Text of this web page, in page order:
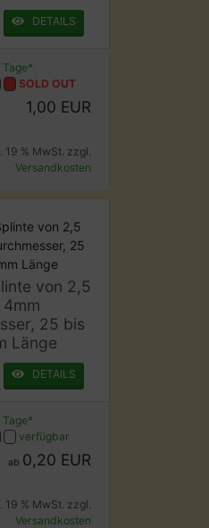
DETAILS
SOLD OUT
1,00 EUR
19 % MwSt. zzgl.
Versandkosten
von 2,5
4mm
25 bis
Länge
DETAILS
verfügbar
ab 0,20 EUR
19 % MwSt. zzgl.
Versandkosten